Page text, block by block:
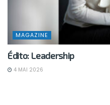
MAGAZINE
Édito: Leadership
4 MAI 2026